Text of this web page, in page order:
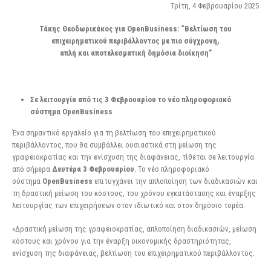
Τρίτη, 4 Φεβρουαρίου 2025
Τάκης Θεοδωρικάκος για OpenBusiness: “Βελτίωση του
επιχειρηματικού περιβάλλοντος με πιο σύγχρονη,
απλή και αποτελεσματική δημόσια διοίκηση”
Σε λειτουργία από τις 3 Φεβρουαρίου το νέο πληροφοριακό
σύστημα OpenBusiness
Ένα σημαντικό εργαλείο για τη βελτίωση του επιχειρηματικού
περιβάλλοντος, που θα συμβάλλει ουσιαστικά στη μείωση της
γραφειοκρατίας και την ενίσχυση της διαφάνειας, τίθεται σε λειτουργία
από σήμερα Δευτέρα 3 Φεβρουαρίου. Το νέο πληροφοριακό
σύστημα OpenBusiness επιτυγχάνει την απλοποίηση των διαδικασιών και
τη δραστική μείωση του κόστους, του χρόνου εγκατάστασης και έναρξης
λειτουργίας των επιχειρήσεων στον ιδιωτικό και στον δημόσιο τομέα.
«Δραστική μείωση της γραφειοκρατίας, απλοποίηση διαδικασιών, μείωση
κόστους και χρόνου για την έναρξη οικονομικής δραστηριότητας,
ενίσχυση της διαφάνειας, βελτίωση του επιχειρηματικού περιβάλλοντος.